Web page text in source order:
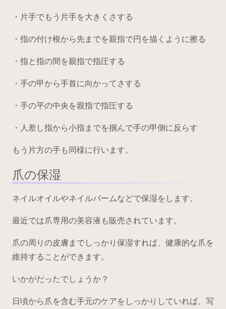
・片手でもう片手を大きくさする
・指の付け根から先までを親指で円を描くように擦る
・指と指の間を親指で指圧する
・手の甲から手首に向かってさする
・手の平の中央を親指で指圧する
・人差し指から小指までを掴んで手の甲側に反らす
もう片方の手も同様に行います。
爪の保湿
ネイルオイルやネイルバームなどで保湿をします。
最近では爪専用の美容液も販売されています。
爪の周りの皮膚までしっかり保湿すれば、健康的な爪を
維持することができます。
いかがだったでしょうか？
日頃から爪を含む手元のケアをしっかりしていれば、写